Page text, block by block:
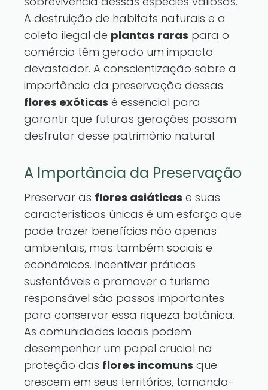
A destruição de habitats naturais e a
coleta ilegal de plantas raras para o
comércio têm gerado um impacto
devastador. A conscientização sobre a
importância da preservação dessas
flores exóticas é essencial para
garantir que futuras gerações possam
desfrutar desse patrimônio natural.
A Importância da Preservação
Preservar as flores asiáticas e suas
características únicas é um esforço que
pode trazer benefícios não apenas
ambientais, mas também sociais e
econômicos. Incentivar práticas
sustentáveis e promover o turismo
responsável são passos importantes
para conservar essa riqueza botânica.
As comunidades locais podem
desempenhar um papel crucial na
proteção das flores incomuns que
crescem em seus territórios, tornando-